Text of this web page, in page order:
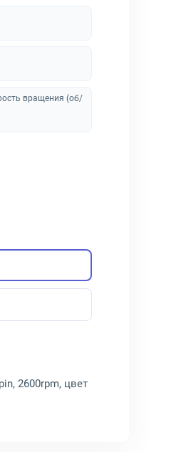
вращения (об/
2600rpm, цвет